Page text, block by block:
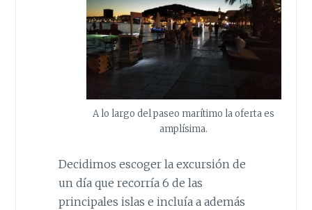
A lo largo del paseo marítimo la oferta es
amplísima.
Decidimos escoger la excursión de
un día que recorría 6 de las
principales islas e incluía a además